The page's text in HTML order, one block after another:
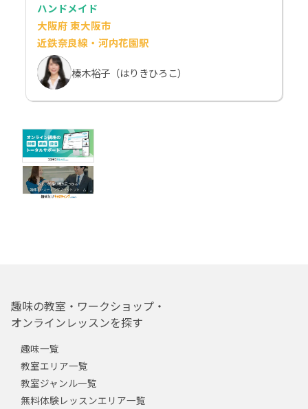
ハンドメイド
大阪府 東大阪市
近鉄奈良線・河内花園駅
榛木裕子（はりきひろこ）
趣味の教室・ワークショップ・
オンラインレッスンを探す
趣味一覧
教室エリア一覧
教室ジャンル一覧
無料体験レッスンエリア一覧